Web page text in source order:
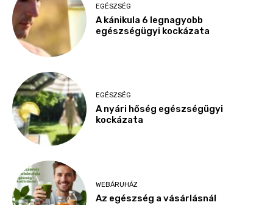
EGÉSZSÉG
A kánikula 6 legnagyobb
egészségügyi kockázata
EGÉSZSÉG
A nyári hőség egészségügyi
kockázata
WEBÁRUHÁZ
Az egészség a vásárlásnál